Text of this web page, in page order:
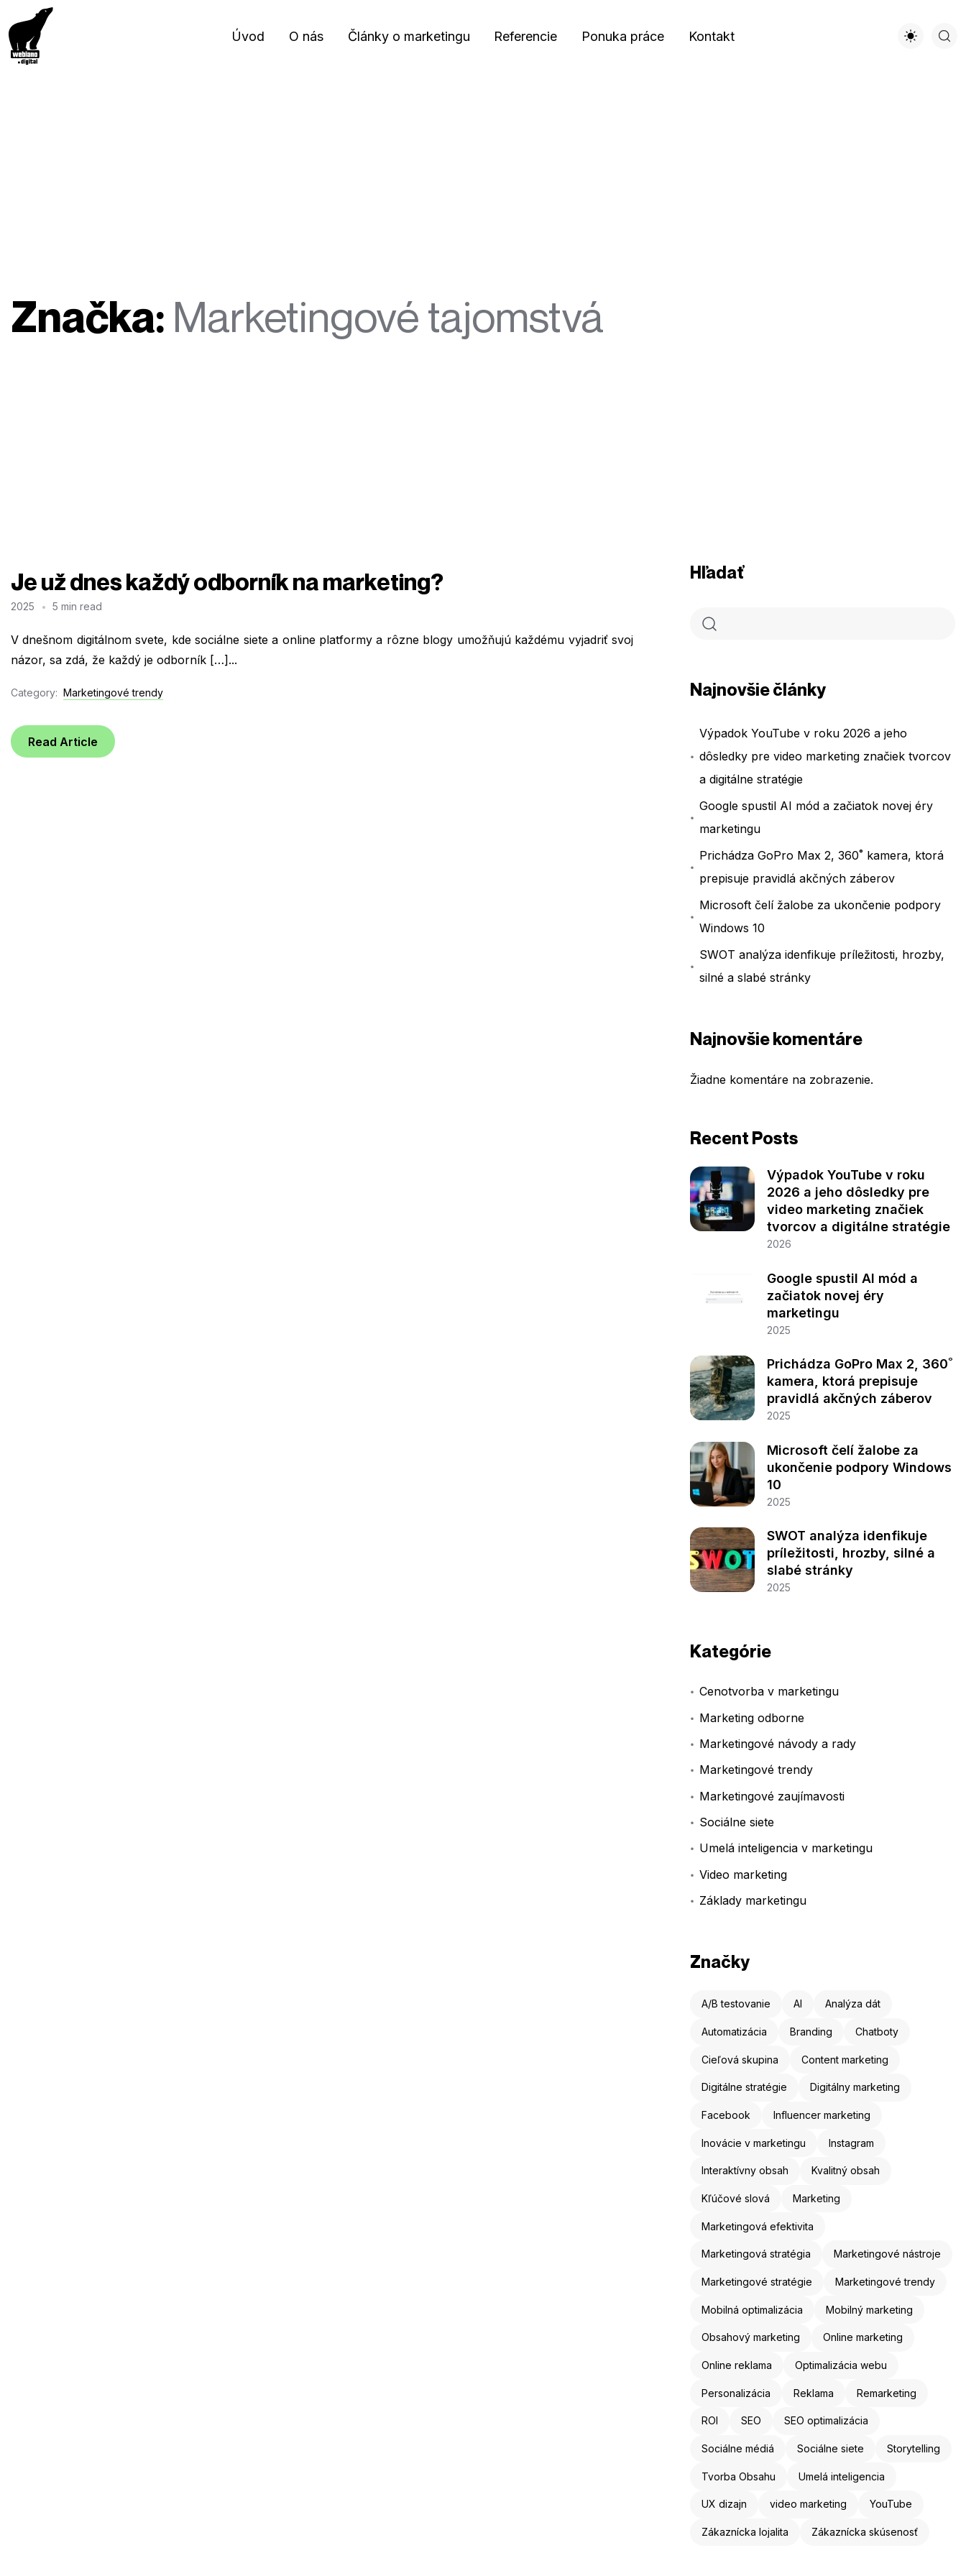
Úvod O nás Články o marketingu Referencie Ponuka práce Kontakt
Značka: Marketingové tajomstvá
Je už dnes každý odborník na marketing?
2025 5 min read
V dnešnom digitálnom svete, kde sociálne siete a online platformy a rôzne blogy umožňujú každému vyjadriť svoj
názor, sa zdá, že každý je odborník […]...
Category: Marketingové trendy
Read Article
Hľadať
Najnovšie články
Výpadok YouTube v roku 2026 a jeho
dôsledky pre video marketing značiek tvorcov
a digitálne stratégie
Google spustil AI mód a začiatok novej éry
marketingu
Prichádza GoPro Max 2, 360˚ kamera, ktorá
prepisuje pravidlá akčných záberov
Microsoft čelí žalobe za ukončenie podpory
Windows 10
SWOT analýza idenfikuje príležitosti, hrozby,
silné a slabé stránky
Najnovšie komentáre
Žiadne komentáre na zobrazenie.
Recent Posts
Výpadok YouTube v roku
2026 a jeho dôsledky pre
video marketing značiek
tvorcov a digitálne stratégie
2026
Google spustil AI mód a
začiatok novej éry
marketingu
2025
Prichádza GoPro Max 2, 360˚
kamera, ktorá prepisuje
pravidlá akčných záberov
2025
Microsoft čelí žalobe za
ukončenie podpory Windows
10
2025
SWOT analýza idenfikuje
príležitosti, hrozby, silné a
slabé stránky
2025
Kategórie
Cenotvorba v marketingu
Marketing odborne
Marketingové návody a rady
Marketingové trendy
Marketingové zaujímavosti
Sociálne siete
Umelá inteligencia v marketingu
Video marketing
Základy marketingu
Značky
A/B testovanie AI Analýza dát
Automatizácia Branding Chatboty
Cieľová skupina Content marketing
Digitálne stratégie Digitálny marketing
Facebook Influencer marketing
Inovácie v marketingu Instagram
Interaktívny obsah Kvalitný obsah
Kľúčové slová Marketing
Marketingová efektivita
Marketingová stratégia Marketingové nástroje
Marketingové stratégie Marketingové trendy
Mobilná optimalizácia Mobilný marketing
Obsahový marketing Online marketing
Online reklama Optimalizácia webu
Personalizácia Reklama Remarketing
ROI SEO SEO optimalizácia
Sociálne médiá Sociálne siete Storytelling
Tvorba Obsahu Umelá inteligencia
UX dizajn video marketing YouTube
Zákaznícka lojalita Zákaznícka skúsenosť